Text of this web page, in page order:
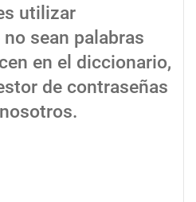
utilizar
sean palabras
en el diccionario,
de contraseñas